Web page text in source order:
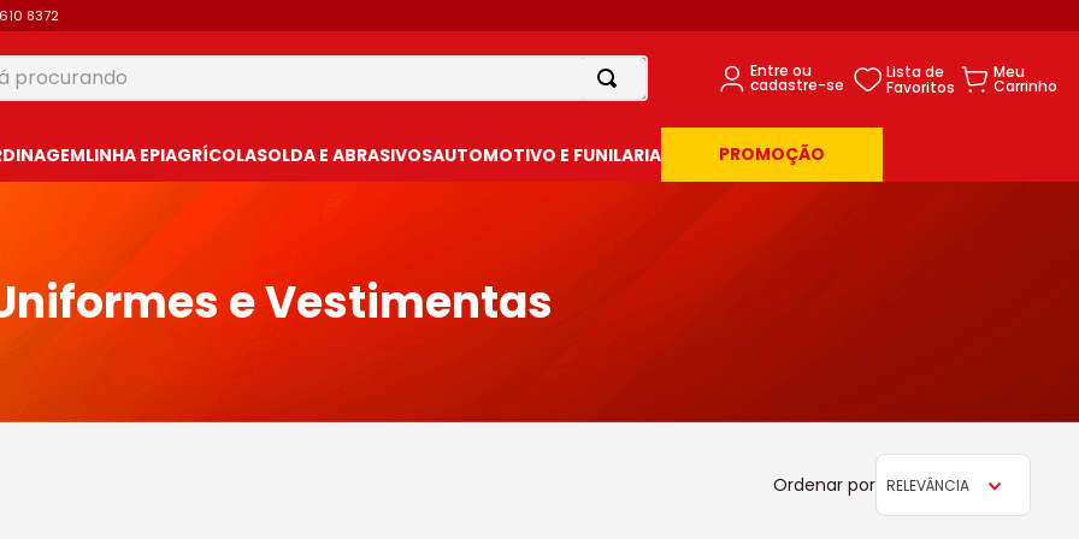
8372
LINHA EPIAGRÍCOLASOLDA E ABRASIVOSAUTOMOTIVO E FUNILARIA PROMOÇÃO
e Vestimentas
RELEVÂNCIA